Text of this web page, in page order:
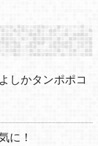
しかタンポポコ
に！